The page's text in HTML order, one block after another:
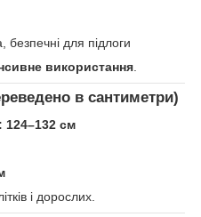
безпечні для підлоги
використання.
в сантиметри)
124–132 см
і дорослих.